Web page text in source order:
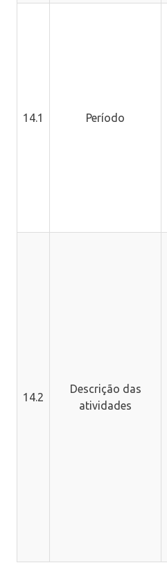
14.1 Período
14.2
Descrição das
atividades